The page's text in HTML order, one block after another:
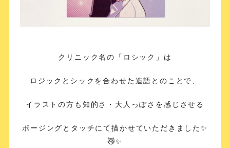
クリニック名の「ロシック」は
ロジックとシックを合わせた造語とのことで、
イラストの方も知的さ・大人っぽさを感じさせる
ポージングとタッチにて描かせていただきました✨
😼✨